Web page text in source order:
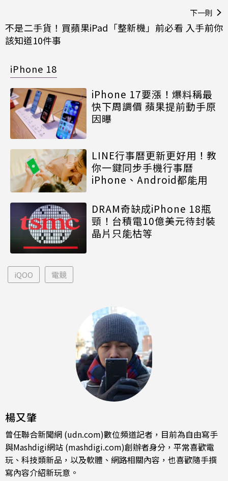
下一則
不是二手貨！買蘋果iPad「整新機」前必看 入手前你
該知道10件事
iPhone 18
iPhone 17要漲！爆料稱最
快下周調價 蘋果提前動手原
因曝
LINE行事曆更新更好用！教
你一鍵同步手機行事曆
iPhone、Android都能用
DRAM奇缺成iPhone 18瓶
頸！台積電10億美元待封裝
晶片只能枯等
iQOO 電競
楊又肇
曾任聯合新聞網 (udn.com)數位頻道記者，目前為自由寫手
與Mashdigi網站 (mashdigi.com)創辦者身分，平常喜歡電
玩、科技類新品，以及軟體、網路相關內容，也喜歡隨手撰
寫內容介紹新玩意。